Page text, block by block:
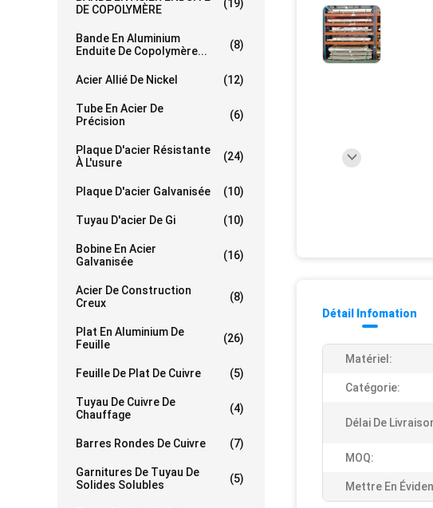
DE COPOLYMÈRE
(19)
Bande En Aluminium
Enduite De Copolymère...
(8)
Acier Allié De Nickel (12)
Tube En Acier De
Précision
(6)
Plaque D'acier Résistante
À L'usure
(24)
Plaque D'acier Galvanisée (10)
Tuyau D'acier De Gi (10)
Bobine En Acier
Galvanisée
(16)
Acier De Construction
Creux
(8)
Plat En Aluminium De
Feuille
(26)
Feuille De Plat De Cuivre (5)
Tuyau De Cuivre De
Chauffage
(4)
Barres Rondes De Cuivre (7)
Garnitures De Tuyau De
Solides Solubles
(5)
Détail Infomation
Matériel:
Catégorie:
Délai De
MOQ:
Mettre En